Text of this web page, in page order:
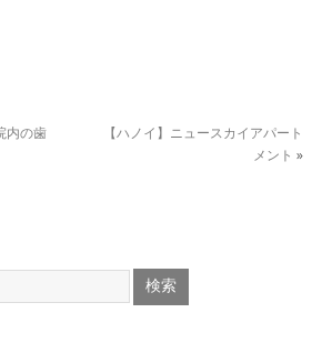
内の歯
【ハノイ】ニュースカイアパート
メント »